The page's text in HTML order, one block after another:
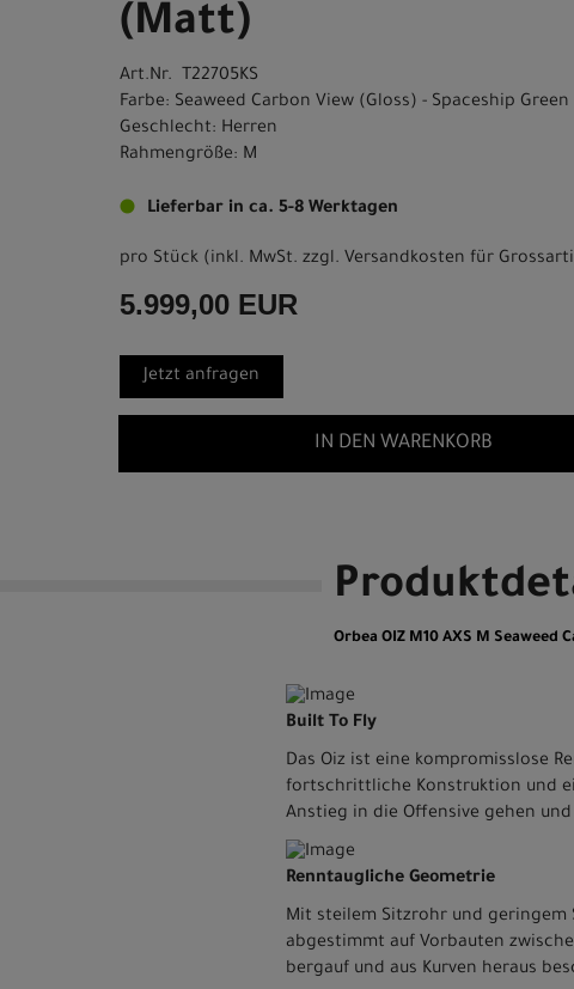
(Matt)
Art.Nr. T22705KS
Farbe: Seaweed Carbon View (Gloss) - Spaceship
Geschlecht: Herren
Rahmengröße: M
Lieferbar in ca. 5-8 Werktagen
pro Stück (inkl. MwSt. zzgl. Versandkosten für
5.999,00 EUR
Jetzt anfragen
IN DEN WARENKORB
Orbea OIZ M10 AXS M Seaweed
Built To Fly
Das Oiz ist eine kompromisslose
fortschrittliche Konstruktion und
Anstieg in die Offensive gehen
Renntaugliche Geometrie
Mit steilem Sitzrohr und geringem
abgestimmt auf Vorbauten
bergauf und aus Kurven heraus